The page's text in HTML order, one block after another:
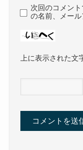
次回のコメン
の名前、メール
上に表示された文